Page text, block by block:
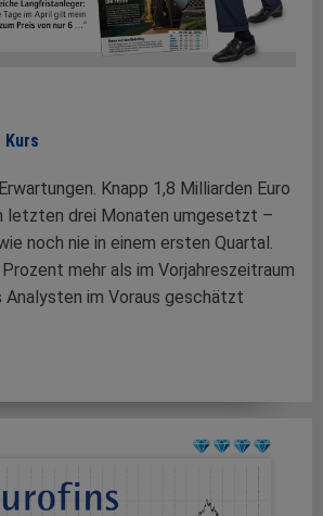
Knapp 1,8 Milliarden Euro
letzten drei Monaten umgesetzt –
noch nie in einem ersten Quartal.
mehr als im Vorjahreszeitraum
Analysten im Voraus geschätzt